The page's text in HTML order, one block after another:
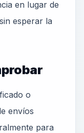
en lugar de
esperar la
o
envíos
para